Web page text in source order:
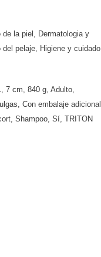
de la piel , Dermatologia y
del pelaje, Higiene y cuidado
,7 cm,840 g,Adulto,
,Con embalaje adicional
,Shampoo,Sí,TRITON